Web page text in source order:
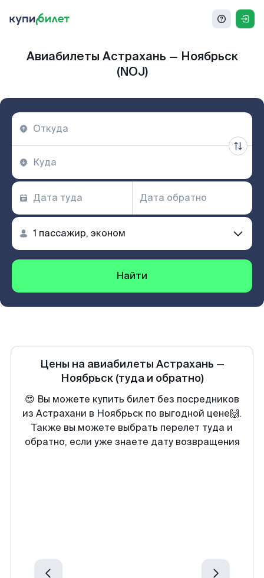
Авиабилеты Астрахань — Ноябрьск
(NOJ)
Найти
Цены на авиабилеты Астрахань —
Ноябрьск (туда и обратно)
😍 Вы можете купить билет без посредников
из Астрахани в Ноябрьск по выгодной цене🙌.
Также вы можете выбрать перелет туда и
обратно, если уже знаете дату возвращения